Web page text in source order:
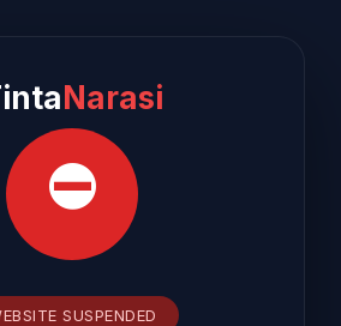
Narasi
⛔
SUSPENDED